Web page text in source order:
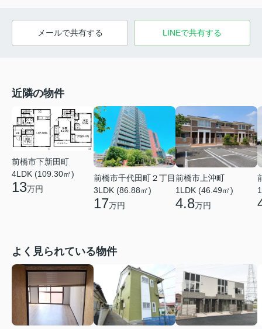
メールで共有する LINEで共有する
近隣の物件
前橋市下新田町
4LDK (109.30㎡)
13万円
前橋市千代田町２丁目
3LDK (86.88㎡)
17万円
前橋市上沖町
1LDK (46.49㎡)
4.8万円
よく見られている物件